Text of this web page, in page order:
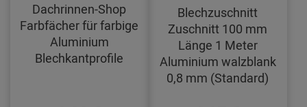
Dachrinnen-Shop
Farbfächer für farbige
Aluminium
Blechkantprofile
Blechzuschnitt
Zuschnitt 100 mm
Länge 1 Meter
Aluminium walzblank
0,8 mm (Standard)